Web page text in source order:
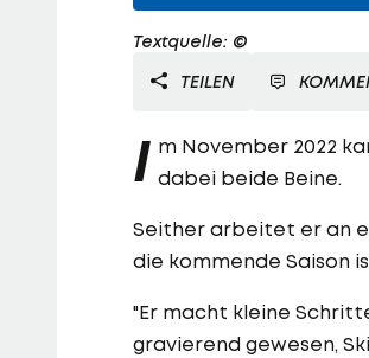
Textquelle: ©
TEILEN
I m November 2022
dabei beide Beine.
Seither arbeitet er an
die kommende Saison
"Er macht kleine
gravierend gewesen,